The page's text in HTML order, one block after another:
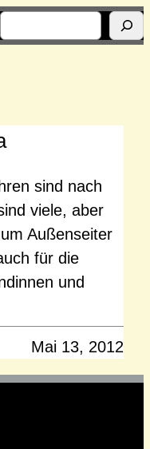
sind nach
viele, aber
Außenseiter
für die
und
Mai 13, 2012